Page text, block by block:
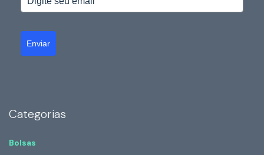
Enviar
Categorias
Bolsas